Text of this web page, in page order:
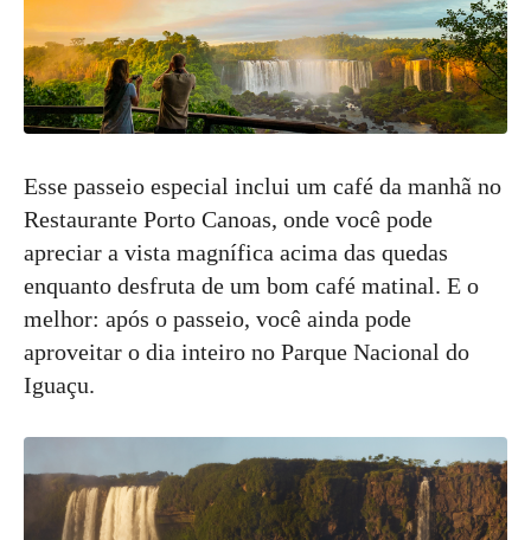
Esse passeio especial inclui um café da manhã no
Restaurante Porto Canoas, onde você pode
apreciar a vista magnífica acima das quedas
enquanto desfruta de um bom café matinal. E o
melhor: após o passeio, você ainda pode
aproveitar o dia inteiro no Parque Nacional do
Iguaçu.